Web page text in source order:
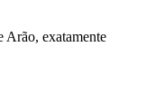
Arão, exatamente